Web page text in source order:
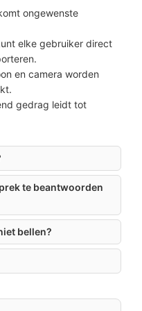
ongewenste
elke gebruiker direct
en camera worden
gedrag leidt tot
te beantwoorden
bellen?